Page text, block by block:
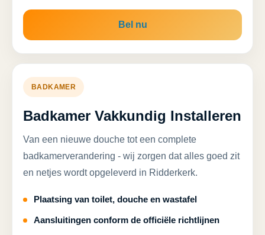
Bel nu
BADKAMER
Badkamer Vakkundig Installeren
Van een nieuwe douche tot een complete
badkamerverandering - wij zorgen dat alles goed zit
en netjes wordt opgeleverd in Ridderkerk.
Plaatsing van toilet, douche en wastafel
Aansluitingen conform de officiële richtlijnen